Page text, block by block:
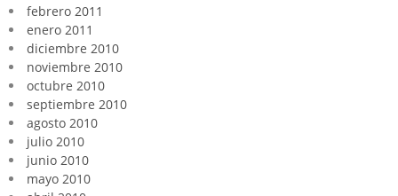
febrero 2011
enero 2011
diciembre 2010
noviembre 2010
octubre 2010
septiembre 2010
agosto 2010
julio 2010
junio 2010
mayo 2010